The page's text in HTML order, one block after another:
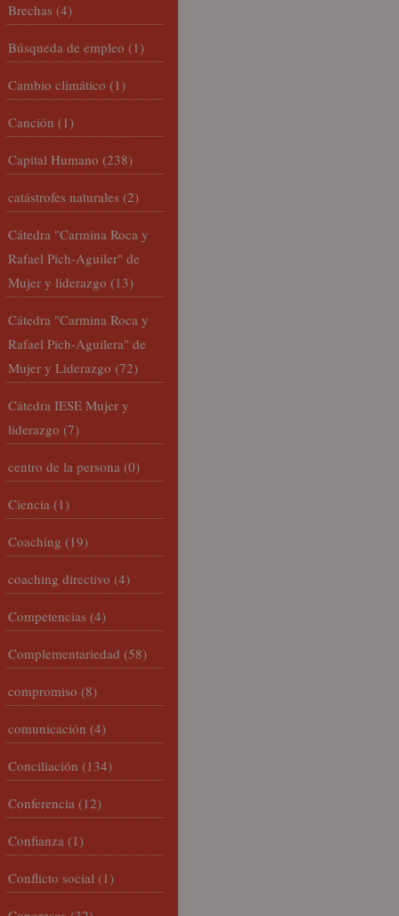
Brechas (4)
Búsqueda de empleo (1)
Cambio climático (1)
Canción (1)
Capital Humano (238)
catástrofes naturales (2)
Cátedra "Carmina Roca y
Rafael Pich-Aguiler" de
Mujer y liderazgo (13)
Cátedra "Carmina Roca y
Rafael Pich-Aguilera" de
Mujer y Liderazgo (72)
Cátedra IESE Mujer y
liderazgo (7)
centro de la persona (0)
Ciencia (1)
Coaching (19)
coaching directivo (4)
Competencias (4)
Complementariedad (58)
compromiso (8)
comunicación (4)
Conciliación (134)
Conferencia (12)
Confianza (1)
Conflicto social (1)